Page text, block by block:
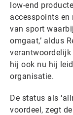
low-end
accesspoints en
van sport
omgaat,’ aldus
hij ook nu hij
organisatie.
De status als
voordeel, zegt